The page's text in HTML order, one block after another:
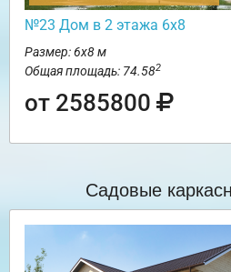
№23 Дом в 2 этажа 6х8
Размер: 6х8 м
Общая площадь: 74.582
от 2585800
Садовые